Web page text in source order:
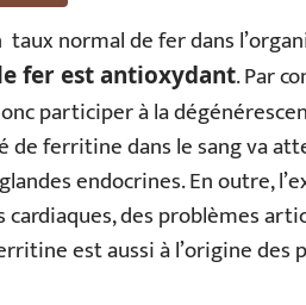
normal de fer dans
fer est antioxydant. Par
participer à la
de ferritine dans le sang va
endocrines. En outre,
cardiaques, des problèmes
est aussi à l’origine